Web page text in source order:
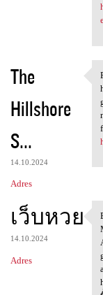
The
Hillshore
S...
14.10.2024
Adres
เว็บหวย
14.10.2024
Adres